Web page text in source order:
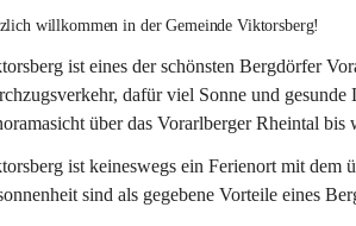
willkommen in der Gemeinde Viktorsberg!
ist eines der schönsten Bergdörfer
dafür viel Sonne und gesunde
über das Vorarlberger Rheintal
ist keineswegs ein Ferienort mit dem
sind als gegebene Vorteile eines